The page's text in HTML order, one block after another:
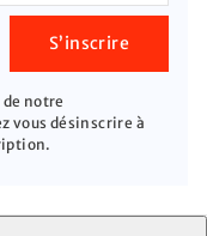
S’inscrire
notre
vous désinscrire à